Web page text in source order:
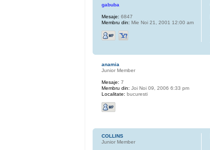
gabuba
Mesaje: 6847
Membru din: Mie Noi 21, 2001 12:00 am
anamia
Junior Member
Mesaje: 7
Membru din: Joi Noi 09, 2006 6:33 pm
Localitate: bucuresti
COLLINS
Junior Member